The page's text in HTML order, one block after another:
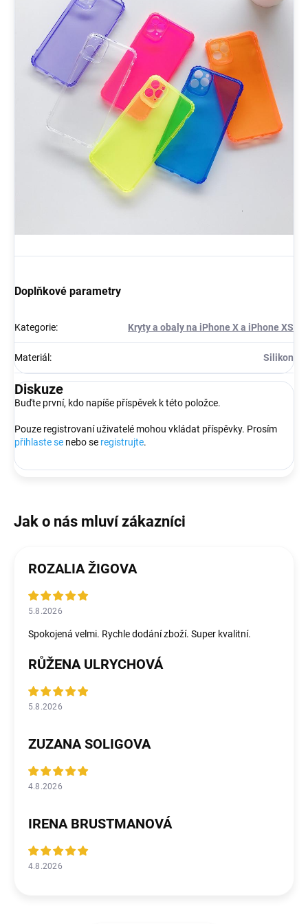
Doplňkové parametry
Kategorie: Kryty a obaly na iPhone X a iPhone XS
Materiál : Silikon
Diskuze
Buďte první, kdo napíše příspěvek k této položce.
Pouze registrovaní uživatelé mohou vkládat příspěvky. Prosím
přihlaste se nebo se registrujte.
ROZALIA ŽIGOVA
5.8.2026
Spokojená velmi. Rychle dodání zboží. Super kvalitní.
RŮŽENA ULRYCHOVÁ
5.8.2026
ZUZANA SOLIGOVA
4.8.2026
IRENA BRUSTMANOVÁ
4.8.2026